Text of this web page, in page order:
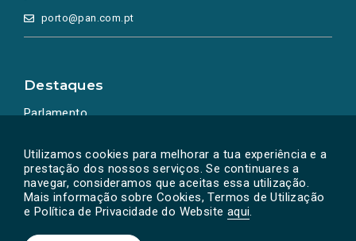
Utilizamos cookies para melhorar a tua experiência e a
prestação dos nossos serviços. Se continuares a
navegar, consideramos que aceitas essa utilização.
Mais informação sobre Cookies, Termos de Utilização
e Política de Privacidade do Website aqui.
porto@pan.com.pt
Destaques
Parlamento